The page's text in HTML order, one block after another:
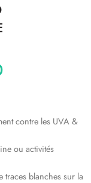
contre les UVA &
ou activités
traces blanches sur la